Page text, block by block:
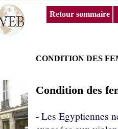
Retour sommaire
CONDITION DES
Condition des
- Les Egyptiennes